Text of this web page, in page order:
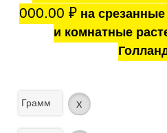
000.00 ₽на
и комнатные
Грамм x